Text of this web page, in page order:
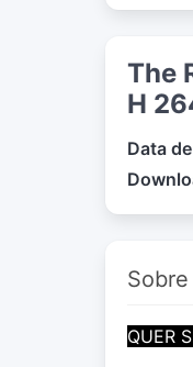
The
H
Data
QUER